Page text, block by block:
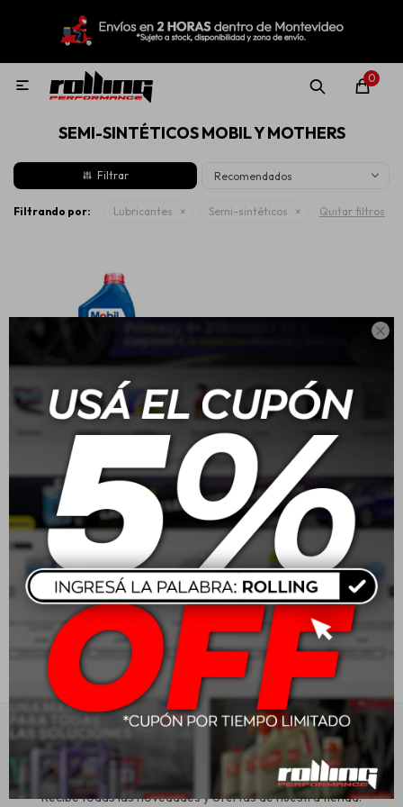

0

SEMI-SINTÉTICOS MOBIL Y MOTHERS
Recomendados
Filtrando por: Lubricantes Semi-sintéticos Quitar filtros
10w40 Mobil Super - 1L
Suscríbete a nuestra newsletter
Recibe todas las novedades y ofertas de nuestra tienda.
MI CUENTA
Nuevo! Rolling Repuestos
Llantas
Lubricantes
Aditivos
Aerosoles
Estética automotriz
Accesorios
Baterías
Repuestos
Servicios